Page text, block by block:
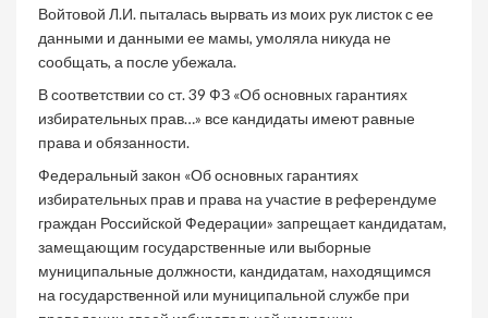
Войтовой Л.И. пыталась вырвать из моих рук листок с ее
данными и данными ее мамы, умоляла никуда не
сообщать, а после убежала.
В соответствии со ст. 39 ФЗ «Об основных гарантиях
избирательных прав…» все кандидаты имеют равные
права и обязанности.
Федеральный закон «Об основных гарантиях
избирательных прав и права на участие в референдуме
граждан Российской Федерации» запрещает кандидатам,
замещающим государственные или выборные
муниципальные должности, кандидатам, находящимся
на государственной или муниципальной службе при